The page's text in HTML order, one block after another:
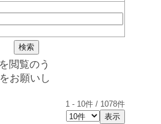
を閲覧のう
お願いし
1 - 10件 / 1078件